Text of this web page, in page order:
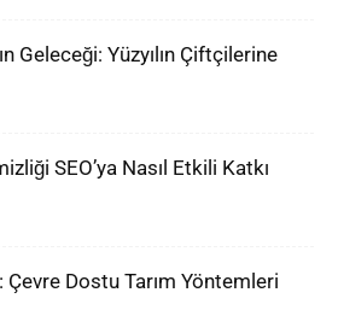
Geleceği: Yüzyılın Çiftçilerine
SEO’ya Nasıl Etkili Katkı
Çevre Dostu Tarım Yöntemleri